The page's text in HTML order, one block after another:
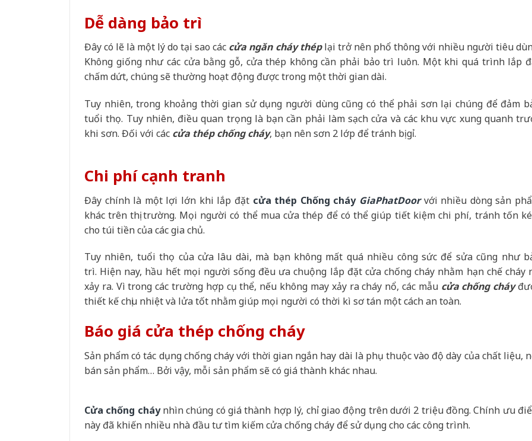
Dễ dàng bảo trì
Đây có lẽ là một lý do tại sao các cửa ngăn cháy théplại trở nên phổ thông với nhiều người tiêu
Không giống như các cửa bằng gỗ, cửa thép không cần phải bảo trì luôn. Một khi quá trình lắp
chấm dứt, chúng sẽ thường hoạt động được trong một thời gian dài.
Tuy nhiên, trong khoảng thời gian sử dụng người dùng cũng có thể phải sơn lại chúng để đảm
tuổi thọ. Tuy nhiên, điều quan trọng là bạn cần phải làm sạch cửa và các khu vực xung quanh
khi sơn. Đối với các cửa thép chống cháy, bạn nên sơn 2 lớp để tránh bị gỉ.
Chi phí cạnh tranh
Đây chính là một lợi lớn khi lắp đặt cửa thép Chống cháy GiaPhatDoor với nhiều dòng sản
khác trên thị trường. Mọi người có thể mua cửa thép để có thể giúp tiết kiệm chi phí, tránh tốn
cho túi tiền của các gia chủ.
Tuy nhiên, tuổi thọ của cửa lâu dài, mà bạn không mất quá nhiều công sức để sửa cũng như
trì. Hiện nay, hầu hết mọi người sống đều ưa chuộng lắp đặt cửa chống cháy nhằm hạn chế cháy
xảy ra. Vì trong các trường hợp cụ thể, nếu không may xảy ra cháy nổ, các mẫu cửa chống cháy
thiết kế chịu nhiệt và lửa tốt nhằm giúp mọi người có thời kì sơ tán một cách an toàn.
Báo giá cửa thép chống cháy
Sản phẩm có tác dụng chống cháy với thời gian ngắn hay dài là phụ thuộc vào độ dày của chất liệu,
bán sản phẩm… Bởi vậy, mỗi sản phẩm sẽ có giá thành khác nhau.
Cửa chống cháynhìn chúng có giá thành hợp lý, chỉ giao động trên dưới 2 triệu đồng. Chính ưu
này đã khiến nhiều nhà đầu tư tìm kiếm cửa chống cháy để sử dụng cho các công trình.